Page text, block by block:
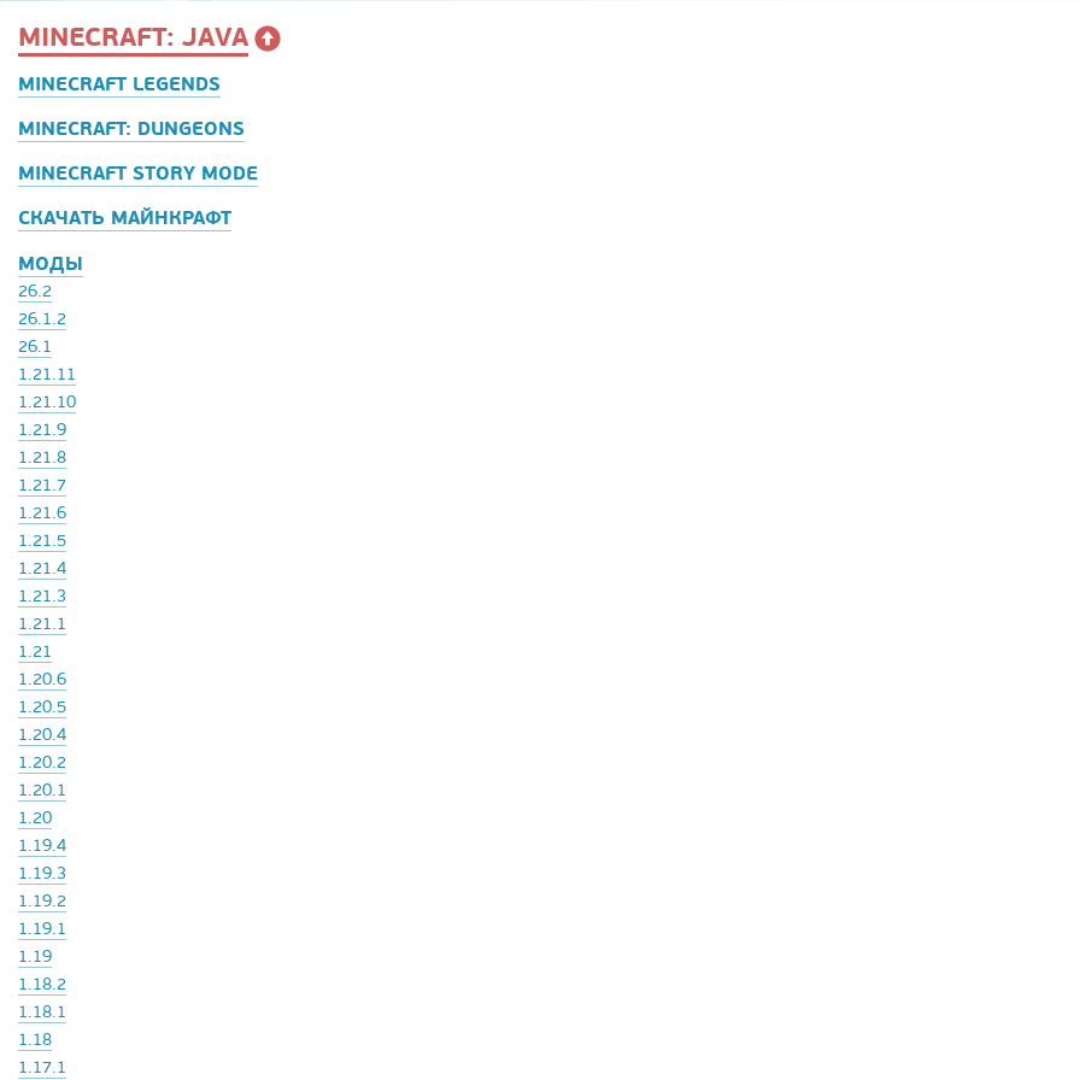
MINECRAFT: JAVA
MINECRAFT LEGENDS
MINECRAFT: DUNGEONS
MINECRAFT STORY MODE
СКАЧАТЬ МАЙНКРАФТ
МОДЫ
26.2
26.1.2
26.1
1.21.11
1.21.10
1.21.9
1.21.8
1.21.7
1.21.6
1.21.5
1.21.4
1.21.3
1.21.1
1.21
1.20.6
1.20.5
1.20.4
1.20.2
1.20.1
1.20
1.19.4
1.19.3
1.19.2
1.19.1
1.19
1.18.2
1.18.1
1.18
1.17.1